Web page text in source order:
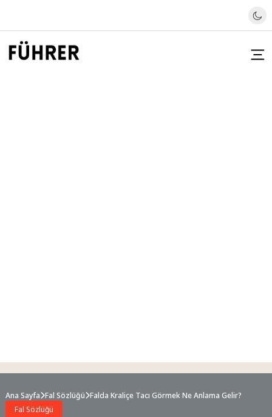
Ana Sayfa Fal Sözlüğü Falda Kraliçe Tacı Görmek Ne Anlama Gelir?
Fal Sözlüğü